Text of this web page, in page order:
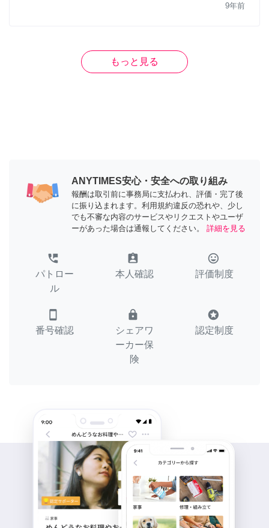
9年前
もっと見る
ANYTIMES安心・安全への取り組み
報酬は取引前に事務局に支払われ、評価・完了後
に振り込まれます。利用規約違反の恐れや、少し
でも不審な内容のサービスやリクエストやユーザ
ーがあった場合は通報してください。
詳細を見る
perm_phone_msg
パトロー
ル
assignment_ind
本人確認
tag_faces
評価制度
smartphone
番号確認
lock
シェアワ
ーカー保
険
stars
認定制度